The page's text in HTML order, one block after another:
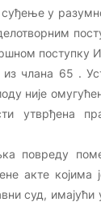
у
поступку
члана 65 .
није
утврђена
повреду
акте којима
суд, имајући